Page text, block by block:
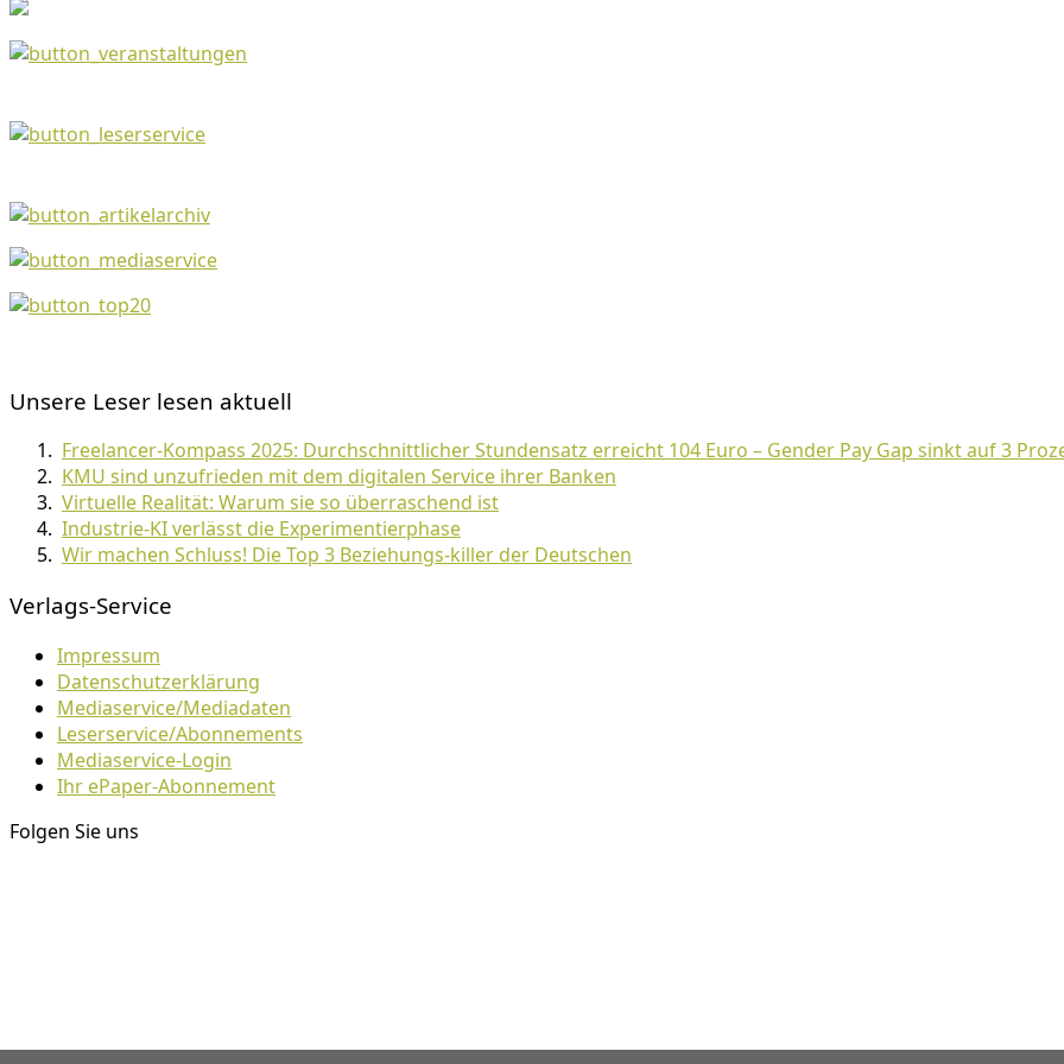
Unsere Leser lesen aktuell
Freelancer-Kompass 2025: Durchschnittlicher Stundensatz erreicht 104 Euro – Gender Pay Gap sinkt auf 3
KMU sind unzufrieden mit dem digitalen Service ihrer Banken
Virtuelle Realität: Warum sie so überraschend ist
Industrie-KI verlässt die Experimentierphase
Wir machen Schluss! Die Top 3 Beziehungs-killer der Deutschen
Verlags-Service
Impressum
Datenschutzerklärung
Mediaservice/Mediadaten
Leserservice/Abonnements
Mediaservice-Login
Ihr ePaper-Abonnement
Folgen Sie uns